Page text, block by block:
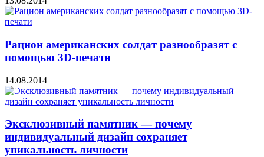
Рацион американских солдат разнообразят с
помощью 3D-печати
14.08.2014
Эксклюзивный памятник — почему
индивидуальный дизайн сохраняет
уникальность личности